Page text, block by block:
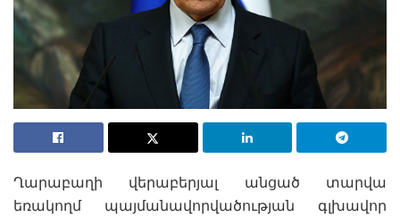
Ղարաբաղի վերաբերյալ անցած տարվա
եռակողմ պայմանավորվածության գլխավոր